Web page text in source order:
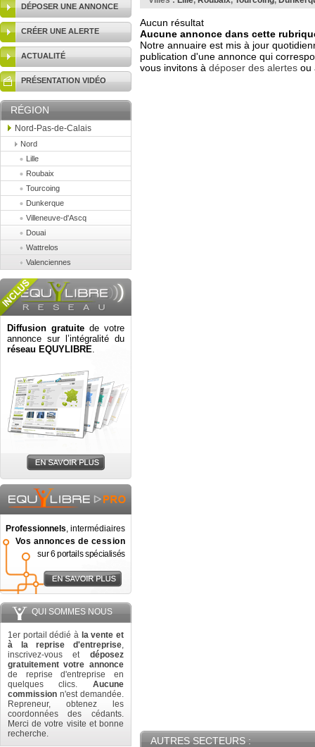
DÉPOSER UNE ANNONCE
CRÉER UNE ALERTE
ACTUALITÉ
PRÉSENTATION VIDÉO
RÉGION
Nord-Pas-de-Calais
Nord
Lille
Roubaix
Tourcoing
Dunkerque
Villeneuve-d'Ascq
Douai
Wattrelos
Valenciennes
Diffusion gratuite de votre
annonce sur l’intégralité du
réseau EQUYLIBRE.
Professionnels, intermédiaires
Vos annonces de cession
sur 6 portails spécialisés
QUI SOMMES NOUS
1er portail dédié à la vente et
à la reprise d'entreprise,
inscrivez-vous et déposez
gratuitement votre annonce
de reprise d'entreprise en
quelques clics. Aucune
commission n'est demandée.
Repreneur, obtenez les
coordonnées des cédants.
Merci de votre visite et bonne
recherche.
Aucun résultat
Aucune annonce dans cette
Notre annuaire est mis à jour
publication d'une annonce qui
vous invitons à déposer des alertes ou
AUTRES SECTEURS :